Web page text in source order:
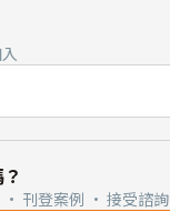
· 刊登案例 · 接受諮詢